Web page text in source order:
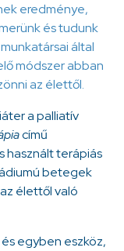
eredménye,
és tudunk
által
módszer abban
az élettől.
a palliatív
című
használt terápiás
betegek
élettől való
egyben eszköz,